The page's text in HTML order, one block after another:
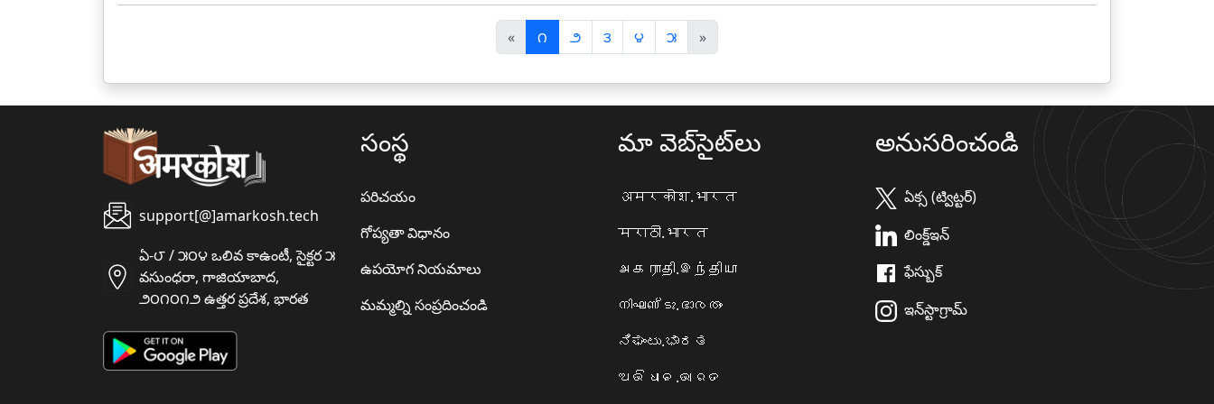
«पि
छ
ला
౧ ౨ ౩ ౪ ౫ »अ
ग
ला
support[@]amarkosh.tech
ఏ-౮ / ౫౦౪ ఒలివ కాఉంటీ, సైక్టర ౫
వసుంధరా, గాజియాబాద,
౨౦౧౦౧౨ ఉత్తర ప్రదేశ, భారత
సంస్థ
పరిచయం
గోప్యతా విధానం
ఉపయోగ నియమాలు
మమ్మల్ని సంప్రదించండి
మా వెబ్‌సైట్‌లు
अमरकोश.भारत
मराठी.भारत
அகராதி.இந்தியா
നിഘണ്ടു.ഭാരതം
ನಿಘಂಟು.ಭಾರತ
ଅଭିଧାନ.ଭାରତ
అనుసరించండి
ఏక్స (ట్విట్టర్)
లింక్డ్ఇన్
ఫేస్బుక్
ఇన్‌స్టాగ్రామ్